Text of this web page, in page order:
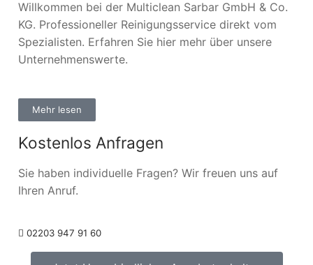
Willkommen bei der Multiclean Sarbar GmbH & Co.
KG. Professioneller Reinigungsservice direkt vom
Spezialisten. Erfahren Sie hier mehr über unsere
Unternehmenswerte.
Mehr lesen
Kostenlos Anfragen
Sie haben individuelle Fragen? Wir freuen uns auf
Ihren Anruf.
02203 947 91 60